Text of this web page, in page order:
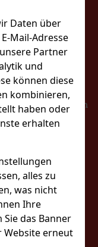
Daten über
Mail-Adresse
Partner
und
können diese
kombinieren,
haben oder
erhalten
alles zu
was nicht
Ihre
das Banner
Website erneut
Bestellen
18 JAHREN !!!
von
dem
Gleichzeitig ist
im Falle
innerhalb von
zu
MIT